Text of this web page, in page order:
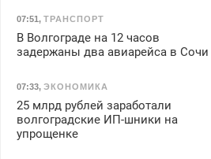
07:51, ТРАНСПОРТ
В Волгограде на 12 часов
задержаны два авиарейса в Сочи
07:33, ЭКОНОМИКА
25 млрд рублей заработали
волгоградские ИП-шники на
упрощенке